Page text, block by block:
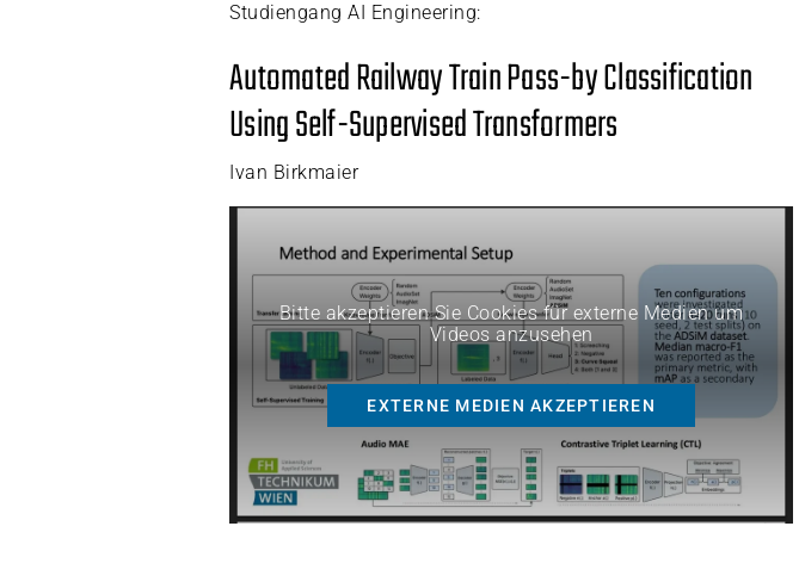
Studiengang AI Engineering:
Automated Railway Train Pass-by Classification
Using Self-Supervised Transformers
Ivan Birkmaier
Bitte akzeptieren Sie Cookies für externe Medien um
Videos anzusehen
EXTERNE MEDIEN AKZEPTIEREN